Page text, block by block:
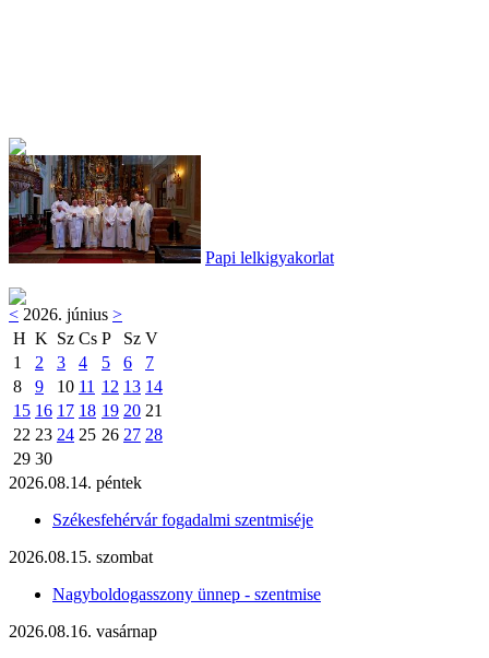
Papi lelkigyakorlat
< 2026. június >
H K Sz Cs P Sz V
1
2 3 4 5 6
7
8
9 10 11 12 13 14
15 16 17 18 19 20 21
22 23 24 25 26 27 28
29 30
2026.08.14. péntek
Székesfehérvár fogadalmi szentmiséje
2026.08.15. szombat
Nagyboldogasszony ünnep - szentmise
2026.08.16. vasárnap